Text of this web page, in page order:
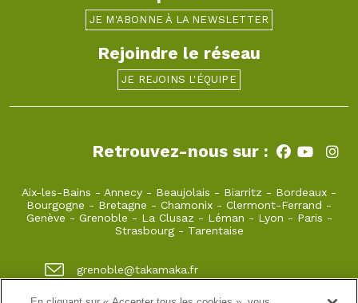
JE M'ABONNE À LA NEWSLETTER
Rejoindre le réseau
JE REJOINS L'ÉQUIPE
Retrouvez-nous sur :
Aix-les-Bains - Annecy - Beaujolais - Biarritz - Bordeaux -
Bourgogne - Bretagne - Chamonix - Clermont-Ferrand -
Genève - Grenoble - La Clusaz - Léman - Lyon - Paris -
Strasbourg- Tarentaise
grenoble@takamaka.fr
04 80 42 00 70